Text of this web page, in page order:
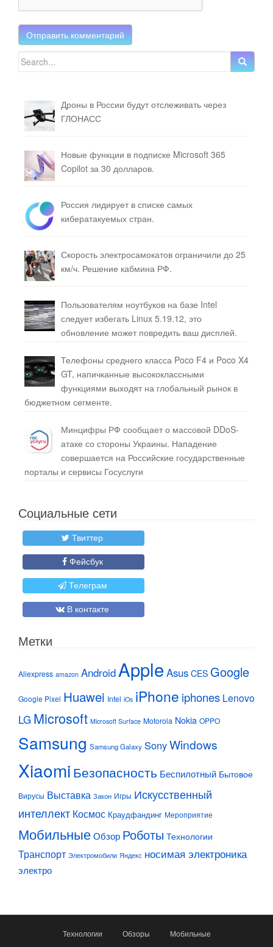
Search for:
Дроны в России будут отслеживать через
ГЛОНАСС
Новые функции в подписке Microsoft 365
Copilot за 30 долларов.
Россия лидирует в списке самых
кибератакуемых стран.
Скорость электросамокатов ограничили до 25
км/ч. Решение кабмина РФ.
Пользователям ноутбуков на базе Intel
следует избегать Linux 5.19.12, это
обновление может повредить ваш дисплей.
Телефоны среднего класса Poco F4 и Poco X4
GT, напичканные высококлассными
функциями выходят на глобальный рынок в
бюджетном сегменте.
Минцифры РФ сообщает о массовой DDoS-
атаке со стороны Украины. Нападение
совершается на Российские государственные
порталы и сервисы Госуслуги
Социальные сети
Твиттер
Фейсбук
Телеграм
В контакте
Метки
Aliexpress amazon Android Apple Asus CES Google
Google Pixel Huawei Intel iOs iPhone iphones Lenovo
LG Microsoft Microsoft Surface Motorola Nokia OPPO
Samsung Samsung Galaxy SonyWindows
Xiaomi Безопасность Беспилотный Бытовое
Вирусы Выставка Закон Игры Искусственный
интеллект Космос Краудфандинг Мероприятие
МобильныеОбзор Роботы Технологии
Транспорт Электромобили Яндекс носимая электроника
электро
Технологии Обзоры Мобильные